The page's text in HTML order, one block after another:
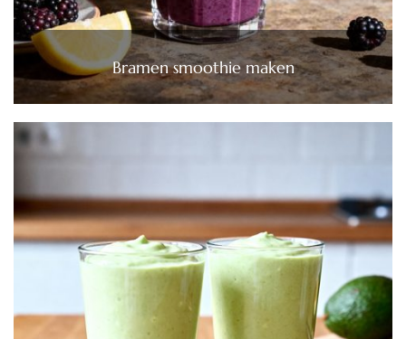
Bramen smoothie maken